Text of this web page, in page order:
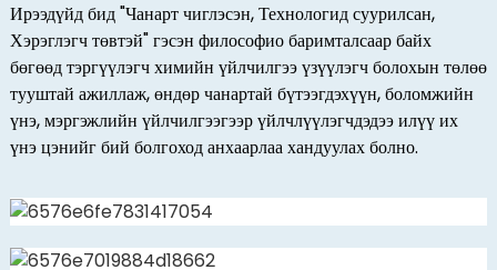
Ирээдүйд бид "Чанарт чиглэсэн, Технологид суурилсан,
Хэрэглэгч төвтэй" гэсэн философио баримталсаар байх
бөгөөд тэргүүлэгч химийн үйлчилгээ үзүүлэгч болохын төлөө
тууштай ажиллаж, өндөр чанартай бүтээгдэхүүн, боломжийн
үнэ, мэргэжлийн үйлчилгээгээр үйлчлүүлэгчдэдээ илүү их
үнэ цэнийг бий болгоход анхаарлаа хандуулах болно.